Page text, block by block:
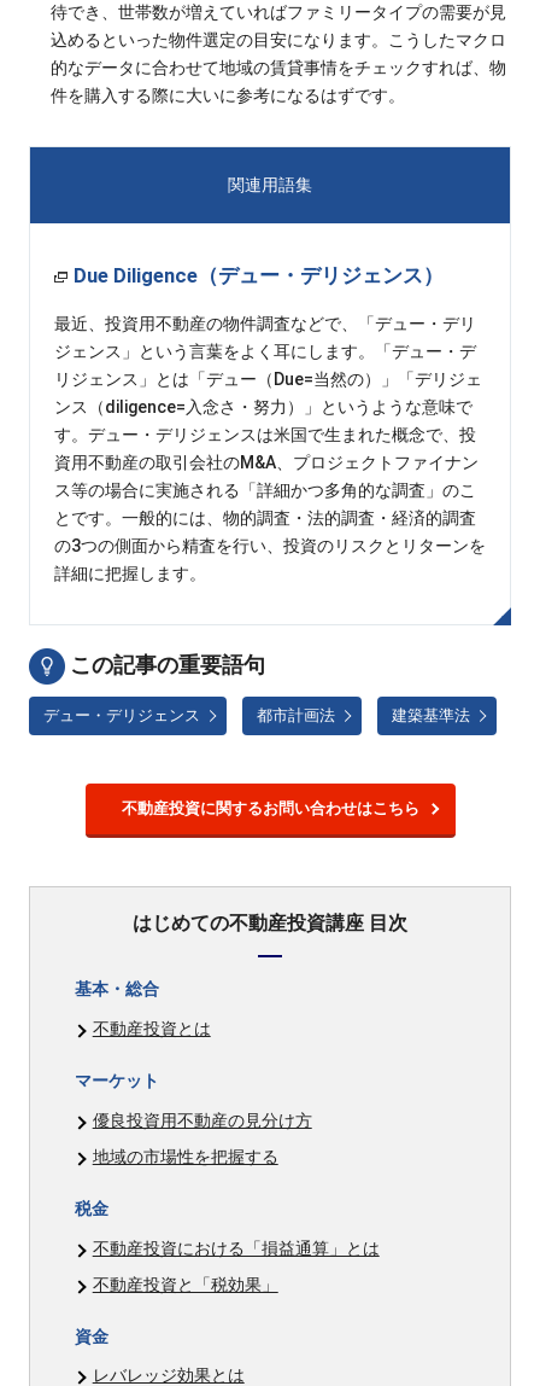
待でき、世帯数が増えていればファミリータイプの需要が見
込めるといった物件選定の目安になります。こうしたマクロ
的なデータに合わせて地域の賃貸事情をチェックすれば、物
件を購入する際に大いに参考になるはずです。
関連用語集
Due Diligence（デュー・デリジェンス）
最近、投資用不動産の物件調査などで、「デュー・デリ
ジェンス」という言葉をよく耳にします。「デュー・デ
リジェンス」とは「デュー（Due=当然の）」「デリジェ
ンス（diligence=入念さ・努力）」というような意味で
す。デュー・デリジェンスは米国で生まれた概念で、投
資用不動産の取引会社のM&A、プロジェクトファイナン
ス等の場合に実施される「詳細かつ多角的な調査」のこ
とです。一般的には、物的調査・法的調査・経済的調査
の3つの側面から精査を行い、投資のリスクとリターンを
詳細に把握します。
この記事の重要語句
デュー・デリジェンス 都市計画法 建築基準法
不動産投資に関するお問い合わせはこちら
はじめての不動産投資講座 目次
基本・総合
不動産投資とは
マーケット
優良投資用不動産の見分け方
地域の市場性を把握する
税金
不動産投資における「損益通算」とは
不動産投資と「税効果」
資金
レバレッジ効果とは